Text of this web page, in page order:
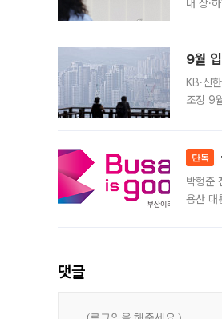
내 상·
9월
KB·신
조정 9
단독
박형준
용산 대
댓글